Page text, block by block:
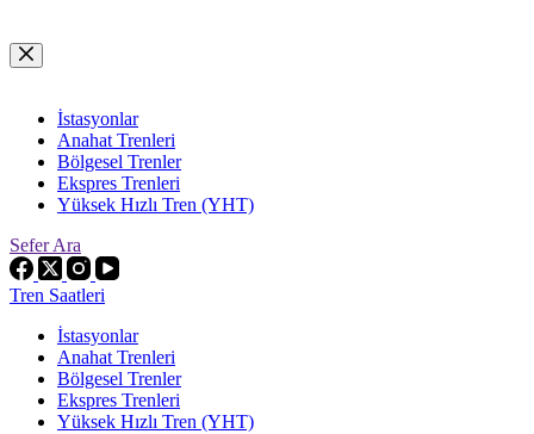
Skip
to
İstasyonlar
Anahat Trenleri
Bölgesel Trenler
Ekspres Trenleri
Yüksek Hızlı Tren (YHT)
Sefer Ara
Tren Saatleri
İstasyonlar
Anahat Trenleri
Bölgesel Trenler
Ekspres Trenleri
Yüksek Hızlı Tren (YHT)